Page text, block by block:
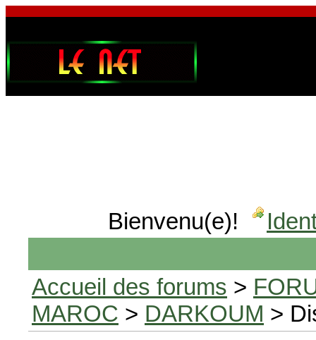
Bienvenu(e)!
Accueil des forums >
MAROC > DARKOUM >